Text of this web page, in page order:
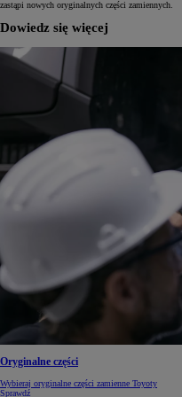
zastąpi nowych oryginalnych części zamiennych.
Dowiedz się więcej
Oryginalne części
Wybieraj oryginalne części zamienne Toyoty
Sprawdź